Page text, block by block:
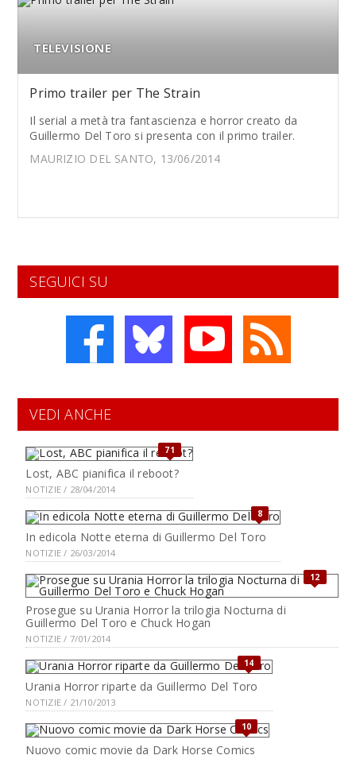
TELEVISIONE
Primo trailer per The Strain
Il serial a metà tra fantascienza e horror creato da
Guillermo Del Toro si presenta con il primo trailer.
MAURIZIO DEL SANTO, 13/06/2014
SEGUICI SU
VEDI ANCHE
71
Lost, ABC pianifica il reboot?
NOTIZIE / 28/04/2014
8
In edicola Notte eterna di Guillermo Del Toro
NOTIZIE / 26/03/2014
12
Prosegue su Urania Horror la trilogia Nocturna di
Guillermo Del Toro e Chuck Hogan
NOTIZIE / 7/01/2014
14
Urania Horror riparte da Guillermo Del Toro
NOTIZIE / 21/10/2013
10
Nuovo comic movie da Dark Horse Comics